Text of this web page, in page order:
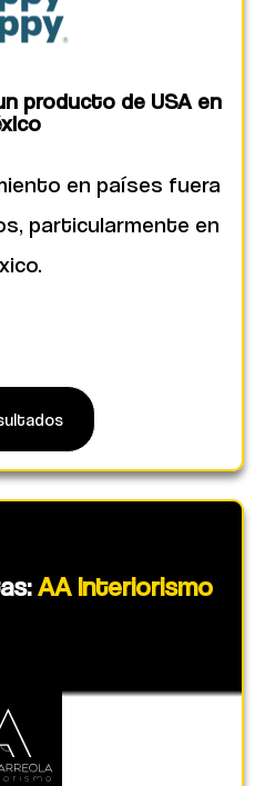
producto de USA en
en países fuera
particularmente en
AA Interiorismo